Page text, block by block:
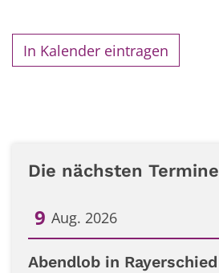
In Kalender eintragen
Die nächsten Termine
9 Aug. 2026
Datum: 9. August 2026
Abendlob in Rayerschied